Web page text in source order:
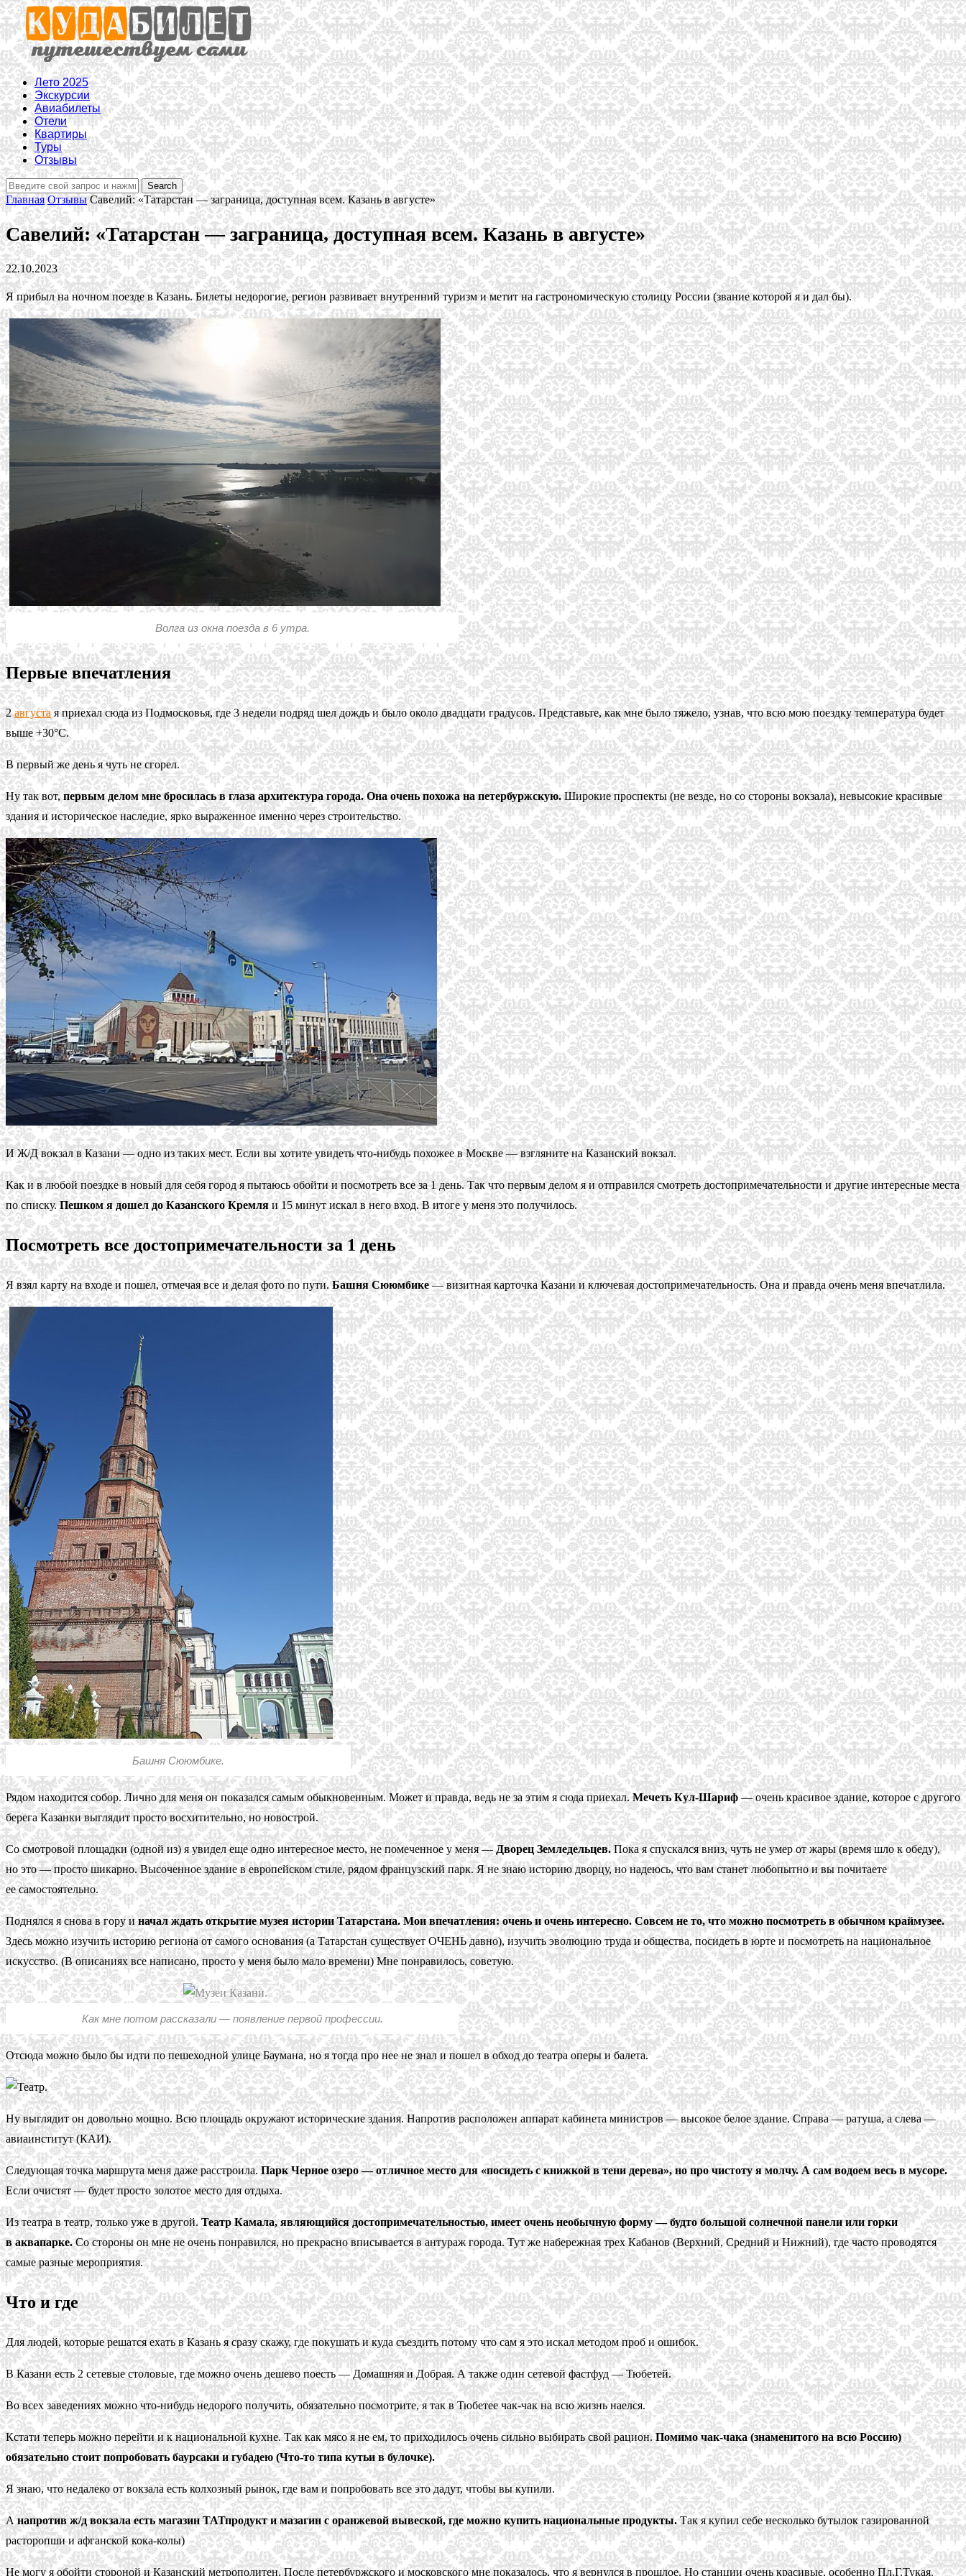
Лето 2025
Экскурсии
Авиабилеты
Отели
Квартиры
Туры
Отзывы
Главная Отзывы Савелий: «Татарстан — заграница, доступная всем. Казань в августе»
Савелий: «Татарстан — заграница, доступная всем. Казань в августе»
22.10.2023
Я прибыл на ночном поезде в Казань. Билеты недорогие, регион развивает внутренний туризм и метит на гастрономическую столицу России (звание которой я и дал бы).
Волга из окна поезда в 6 утра.
Первые впечатления
2августая приехал сюда из Подмосковья, где 3 недели подряд шел дождь и было около двадцати градусов. Представьте, как мне было тяжело, узнав, что всю мою поездку температура будет
выше +30°C.
В первый же день я чуть не сгорел.
Ну так вот,первым делом мне бросилась в глаза архитектура города. Она очень похожа на петербуржскую.Широкие проспекты (не везде, но со стороны вокзала), невысокие красивые
здания и историческое наследие, ярко выраженное именно через строительство.
И Ж/Д вокзал в Казани — одно из таких мест. Если вы хотите увидеть что-нибудь похожее в Москве — взгляните на Казанский вокзал.
Как и в любой поездке в новый для себя город я пытаюсь обойти и посмотреть все за 1 день. Так что первым делом я и отправился смотреть достопримечательности и другие интересные места
по списку.Пешком я дошел до Казанского Кремляи 15 минут искал в него вход. В итоге у меня это получилось.
Посмотреть все достопримечательности за 1 день
Я взял карту на входе и пошел, отмечая все и делая фото по пути.Башня Сююмбике— визитная карточка Казани и ключевая достопримечательность. Она и правда очень меня впечатлила.
Башня Сююмбике.
Рядом находится собор. Лично для меня он показался самым обыкновенным. Может и правда, ведь не за этим я сюда приехал.Мечеть Кул-Шариф — очень красивое здание, которое с другого
берега Казанки выглядит просто восхитительно, но новострой.
Со смотровой площадки (одной из) я увидел еще одно интересное место, не помеченное у меня —Дворец Земледельцев.Пока я спускался вниз, чуть не умер от жары (время шло к обеду),
но это — просто шикарно. Высоченное здание в европейском стиле, рядом французский парк. Я не знаю историю дворцу, но надеюсь, что вам станет любопытно и вы почитаете
ее самостоятельно.
Поднялся я снова в гору иначал ждать открытие музея истории Татарстана. Мои впечатления: очень и очень интересно. Совсем не то, что можно посмотреть в обычном краймузее.
Здесь можно изучить историю региона от самого основания (а Татарстан существует ОЧЕНЬ давно), изучить эволюцию труда и общества, посидеть в юрте и посмотреть на национальное
искусство. (В описаниях все написано, просто у меня было мало времени) Мне понравилось, советую.
Как мне потом рассказали — появление первой профессии.
Отсюда можно было бы идти по пешеходной улице Баумана, но я тогда про нее не знал и пошел в обход до театра оперы и балета.
Ну выглядит он довольно мощно. Всю площадь окружают исторические здания. Напротив расположен аппарат кабинета министров — высокое белое здание. Справа — ратуша, а слева —
авиаинститут (КАИ).
Следующая точка маршрута меня даже расстроила.Парк Черное озеро — отличное место для «посидеть с книжкой в тени дерева», но про чистоту я молчу. А сам водоем весь в мусоре.
Если очистят — будет просто золотое место для отдыха.
Из театра в театр, только уже в другой.Театр Камала, являющийся достопримечательностью, имеет очень необычную форму — будто большой солнечной панели или горки
в аквапарке.Со стороны он мне не очень понравился, но прекрасно вписывается в антураж города. Тут же набережная трех Кабанов (Верхний, Средний и Нижний), где часто проводятся
самые разные мероприятия.
Что и где
Для людей, которые решатся ехать в Казань я сразу скажу, где покушать и куда съездить потому что сам я это искал методом проб и ошибок.
В Казани есть 2 сетевые столовые, где можно очень дешево поесть — Домашняя и Добрая. А также один сетевой фастфуд — Тюбетей.
Во всех заведениях можно что-нибудь недорого получить, обязательно посмотрите, я так в Тюбетее чак-чак на всю жизнь наелся.
Кстати теперь можно перейти и к национальной кухне. Так как мясо я не ем, то приходилось очень сильно выбирать свой рацион.Помимо чак-чака (знаменитого на всю Россию)
обязательно стоит попробовать баурсаки и губадею (Что-то типа кутьи в булочке).
Я знаю, что недалеко от вокзала есть колхозный рынок, где вам и попробовать все это дадут, чтобы вы купили.
Анапротив ж/д вокзала есть магазин ТАТпродукт и мазагин с оранжевой вывеской, где можно купить национальные продукты.Так я купил себе несколько бутылок газированной
расторопши и афганской кока-колы)
Не могу я обойти стороной и Казанский метрополитен. После петербуржского и московского мне показалось, что я вернулся в прошлое. Но станции очень красивые, особенно Пл.Г.Тукая.